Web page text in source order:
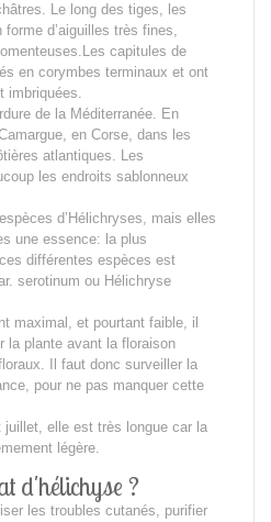
Le long des tiges, les
d’aiguilles très fines,
capitules de
en corymbes terminaux et ont
imbriquées.
de la Méditerranée. En
en Corse, dans les
atlantiques. Les
les endroits sablonneux
d’Hélichryses, mais elles
une essence: la plus
différentes espèces est
serotinum ou Hélichryse
maximal, et pourtant faible, il
la plante avant la floraison
Il faut donc surveiller la
pour ne pas manquer cette
juillet, elle est très longue car la
légère.
d'hélichyse ?
les troubles cutanés, purifier